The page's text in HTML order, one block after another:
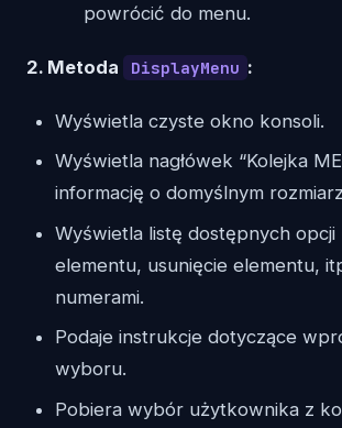
powrócić do menu.
2. Metoda DisplayMenu :
Wyświetla czyste okno konsoli.
Wyświetla nagłówek “Kolejka
informację o domyślnym
Wyświetla listę dostępnych opcji
elementu, usunięcie elementu,
numerami.
Podaje instrukcje dotyczące
wyboru.
Pobiera wybór użytkownika z